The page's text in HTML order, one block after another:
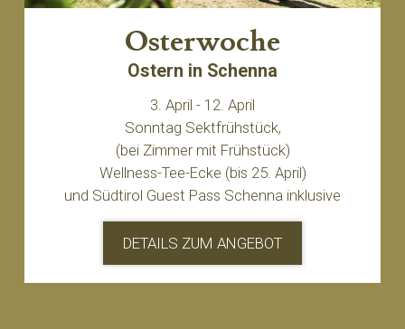
Osterwoche
Ostern in Schenna
3. April - 12. April
Sonntag Sektfrühstück,
(bei Zimmer mit Frühstück)
Wellness-Tee-Ecke (bis 25. April)
und Südtirol Guest Pass Schenna inklusive
DETAILS ZUM ANGEBOT